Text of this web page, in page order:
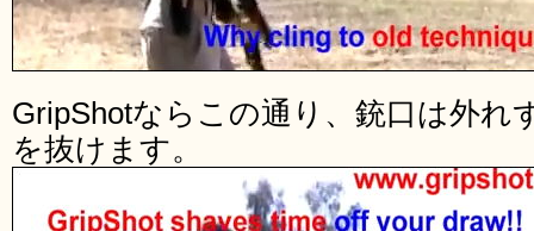
GripShotならこの通り、銃口は外れ
を抜けます。